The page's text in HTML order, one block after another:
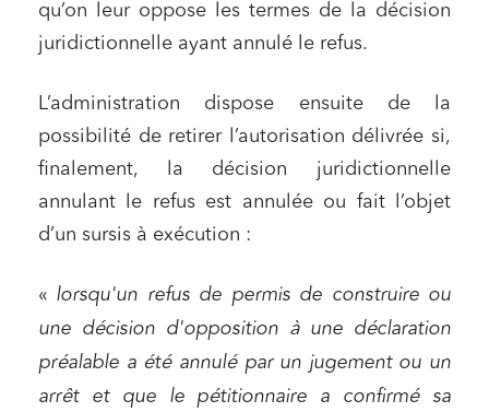
qu’on leur oppose les termes de la décision
juridictionnelle ayant annulé le refus.
L’administration dispose ensuite de la
possibilité de retirer l’autorisation délivrée si,
finalement, la décision juridictionnelle
annulant le refus est annulée ou fait l’objet
d’un sursis à exécution :
« lorsqu'un refus de permis de construire ou
une décision d'opposition à une déclaration
préalable a été annulé par un jugement ou un
arrêt et que le pétitionnaire a confirmé sa